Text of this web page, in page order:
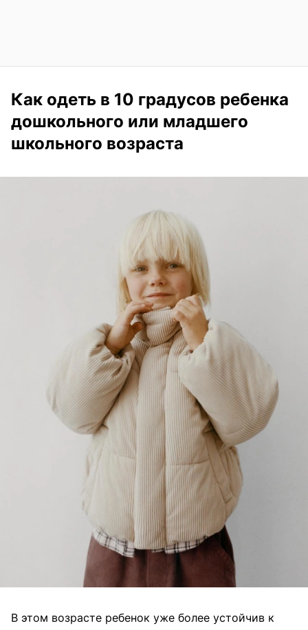
Как одеть в 10 градусов ребенка
дошкольного или младшего
школьного возраста
В этом возрасте ребенок уже более устойчив к